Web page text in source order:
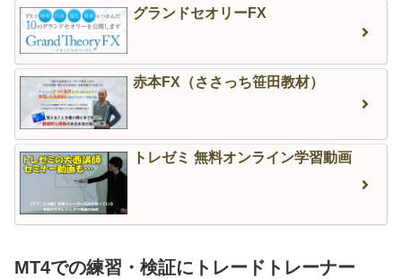
グランドセオリーFX
赤本FX（ささっち笹田教材）
トレゼミ 無料オンライン学習動画
MT4での練習・検証にトレードトレーナー